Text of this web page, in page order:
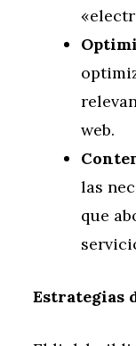
web.
las
que
Estrategias